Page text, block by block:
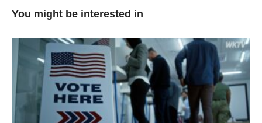
You might be interested in